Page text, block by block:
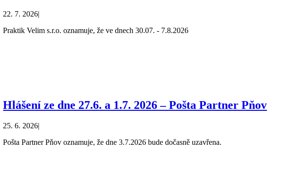
22. 7. 2026|
Praktik Velim s.r.o. oznamuje, že ve dnech 30.07. - 7.8.2026
Hlášení ze dne 27.6. a 1.7. 2026 – Pošta Partner Pňov
25. 6. 2026|
Pošta Partner Pňov oznamuje, že dne 3.7.2026 bude dočasně uzavřena.